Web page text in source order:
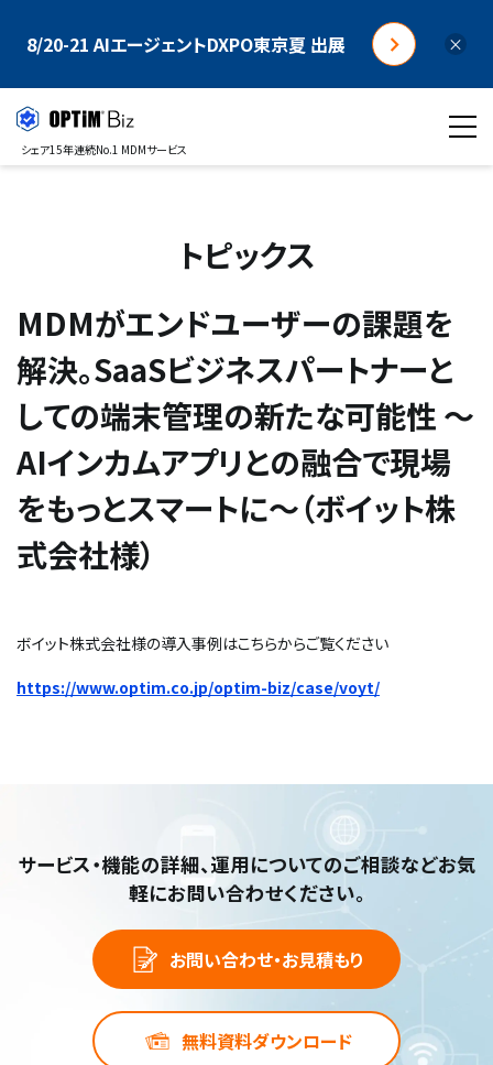
8/20-21 AIエージェントDXPO東京夏 出展 ×
シェア15年連続No.1 MDMサービス
トピックス
MDMがエンドユーザーの課題を
解決。SaaSビジネスパートナーと
しての端末管理の新たな可能性 ～
AIインカムアプリとの融合で現場
をもっとスマートに～（ボイット株
式会社様）
ボイット株式会社様の導入事例はこちらからご覧ください
https://www.optim.co.jp/optim-biz/case/voyt/
サービス・機能の詳細、運用についてのご相談などお気
軽にお問い合わせください。
お問い合わせ・お見積もり
無料資料ダウンロード